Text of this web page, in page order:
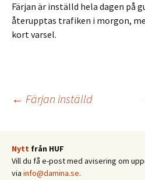
Färjan är inställd hela dagen på
återupptas trafiken i morgon,
kort varsel.
← Färjan inställd
Nytt från HUF
Vill du få e-post med avisering om
via info@damina.se.